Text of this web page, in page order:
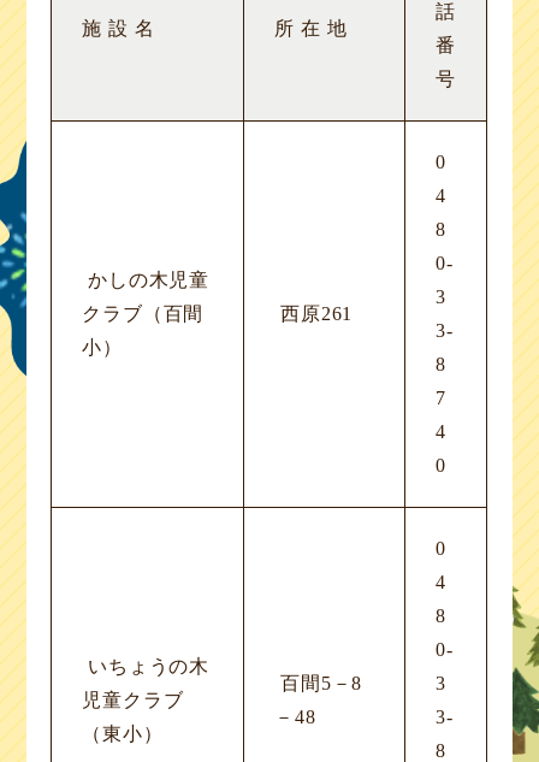
施 設 名 所 在 地
話
番
号
かしの木児童
クラブ（百間
小）
西原261
0
4
8
0-
3
3-
8
7
4
0
いちょうの木
児童クラブ
（東小）
百間5－8
－48
0
4
8
0-
3
3-
8